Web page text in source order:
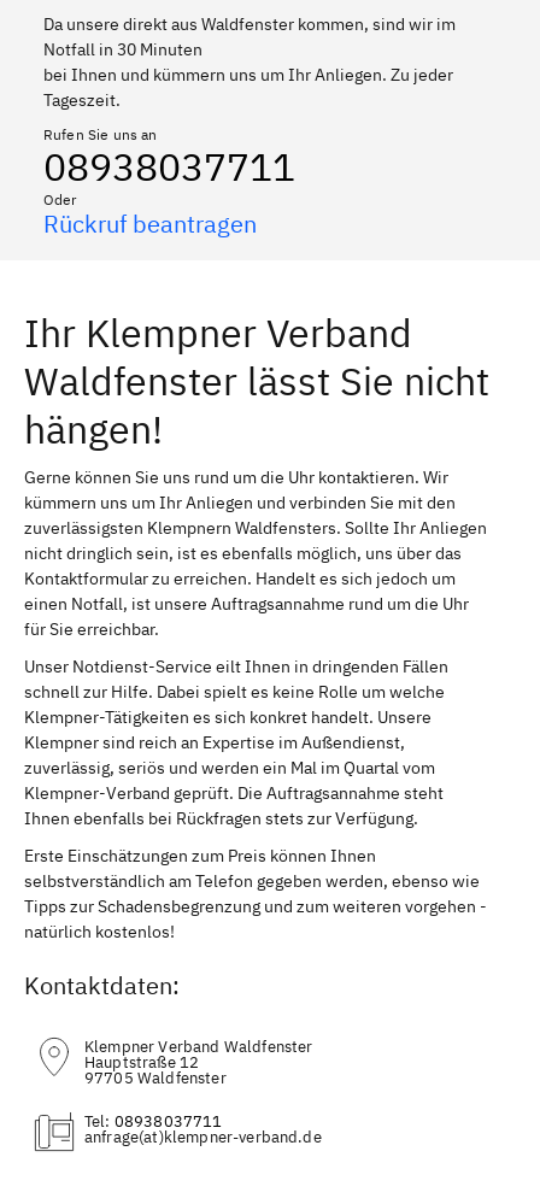
Da unsere direkt aus Waldfenster kommen, sind wir im
Notfall in 30 Minuten
bei Ihnen und kümmern uns um Ihr Anliegen. Zu jeder
Tageszeit.
Rufen Sie uns an
08938037711
Oder
Rückruf beantragen
Ihr Klempner Verband
Waldfenster lässt Sie nicht
hängen!
Gerne können Sie uns rund um die Uhr kontaktieren. Wir
kümmern uns um Ihr Anliegen und verbinden Sie mit den
zuverlässigsten Klempnern Waldfensters. Sollte Ihr Anliegen
nicht dringlich sein, ist es ebenfalls möglich, uns über das
Kontaktformular zu erreichen. Handelt es sich jedoch um
einen Notfall, ist unsere Auftragsannahme rund um die Uhr
für Sie erreichbar.
Unser Notdienst-Service eilt Ihnen in dringenden Fällen
schnell zur Hilfe. Dabei spielt es keine Rolle um welche
Klempner-Tätigkeiten es sich konkret handelt. Unsere
Klempner sind reich an Expertise im Außendienst,
zuverlässig, seriös und werden ein Mal im Quartal vom
Klempner-Verband geprüft. Die Auftragsannahme steht
Ihnen ebenfalls bei Rückfragen stets zur Verfügung.
Erste Einschätzungen zum Preis können Ihnen
selbstverständlich am Telefon gegeben werden, ebenso wie
Tipps zur Schadensbegrenzung und zum weiteren vorgehen -
natürlich kostenlos!
Kontaktdaten:
Klempner Verband Waldfenster
Hauptstraße 12
97705 Waldfenster
Tel: 08938037711
(at)